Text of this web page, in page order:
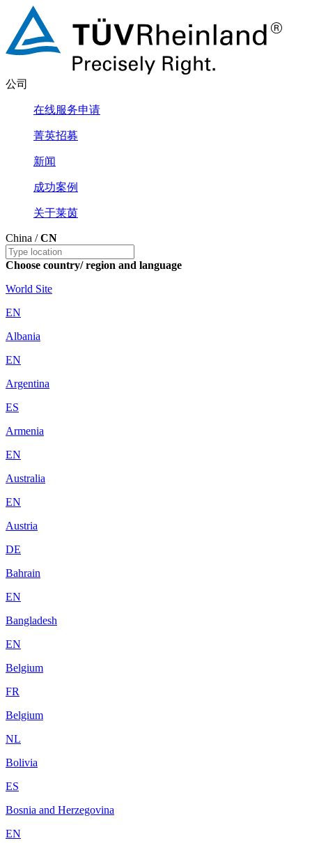
公司
在线服务申请
菁英招募
新闻
成功案例
关于莱茵
China /CN
Choose country/ region and language
World Site
EN
Albania
EN
Argentina
ES
Armenia
EN
Australia
EN
Austria
DE
Bahrain
EN
Bangladesh
EN
Belgium
FR
Belgium
NL
Bolivia
ES
Bosnia and Herzegovina
EN